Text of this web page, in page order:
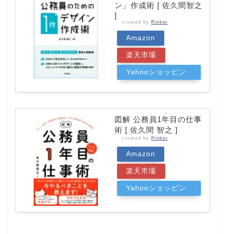
ン」作成術 [ 佐久間智之
]
created by Rinker
Amazon
楽天市場
Yahooショッピン
図解 公務員1年目の仕事
術 [ 佐久間 智之 ]
created by Rinker
Amazon
楽天市場
Yahooショッピン